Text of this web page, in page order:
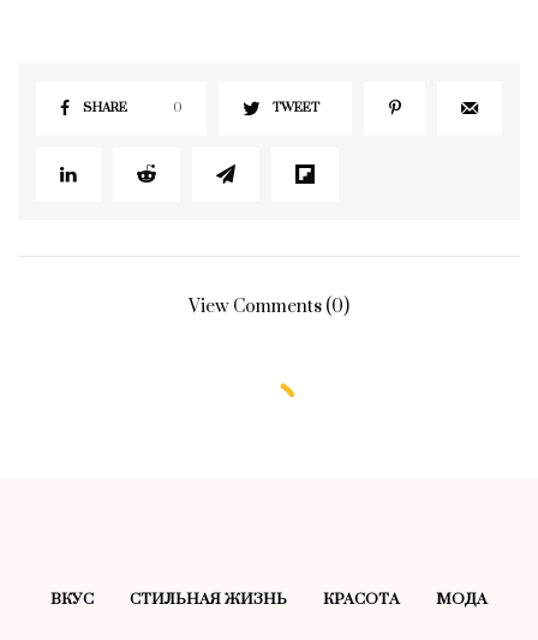
SHARE 0 TWEET
View Comments (0)
ВКУС СТИЛЬНАЯ ЖИЗНЬ КРАСОТA МОДА